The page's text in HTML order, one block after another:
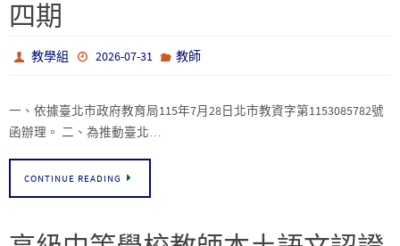
四期
教學組 2026-07-31 教師
一、依據臺北市政府教育局115年7月28日北市教資字第1153085782號
函辦理。 二、為推動臺北…
CONTINUE READING